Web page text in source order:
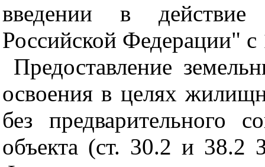
введении в действие
Российской Федерации" с
Предоставление
освоения в целях
без предварительного
объекта (ст. 30.2 и 38.2